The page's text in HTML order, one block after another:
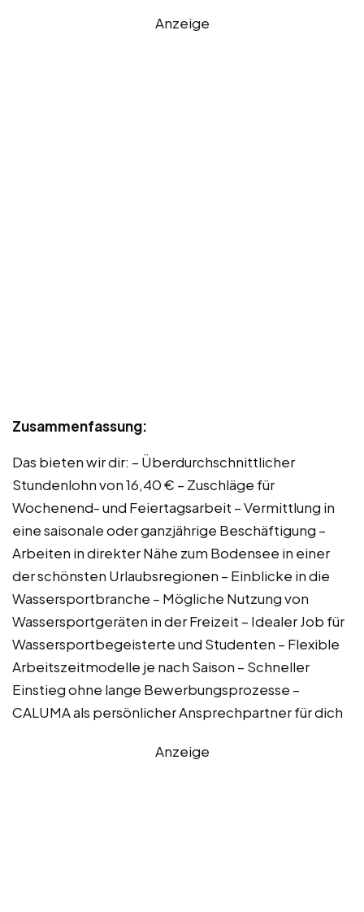
Anzeige
Zusammenfassung:
Das bieten wir dir: – Überdurchschnittlicher
Stundenlohn von 16,40 € – Zuschläge für
Wochenend- und Feiertagsarbeit – Vermittlung in
eine saisonale oder ganzjährige Beschäftigung –
Arbeiten in direkter Nähe zum Bodensee in einer
der schönsten Urlaubsregionen – Einblicke in die
Wassersportbranche – Mögliche Nutzung von
Wassersportgeräten in der Freizeit – Idealer Job für
Wassersportbegeisterte und Studenten – Flexible
Arbeitszeitmodelle je nach Saison – Schneller
Einstieg ohne lange Bewerbungsprozesse –
CALUMA als persönlicher Ansprechpartner für dich
Anzeige